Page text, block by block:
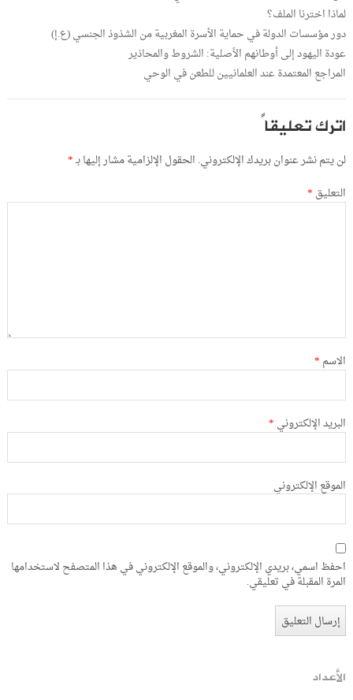
لماذا اخترنا الملف؟
دور مؤسسات الدولة في حماية الأسرة المغربية من الشذوذ الجنسي (ع.إ)
عودة اليهود إلى أوطانهم الأصلية: الشروط والمحاذير
المراجع المعتمدة عند العلمانيين للطعن في الوحي
اترك تعليقاً
لن يتم نشر عنوان بريدك الإلكتروني. الحقول الإلزامية مشار إليها بـ*
التعليق *
الاسم *
البريد الإلكتروني *
الموقع الإلكتروني
احفظ اسمي، بريدي الإلكتروني، والموقع الإلكتروني في هذا المتصفح لاستخدامها
المرة المقبلة في تعليقي.
الأعداد